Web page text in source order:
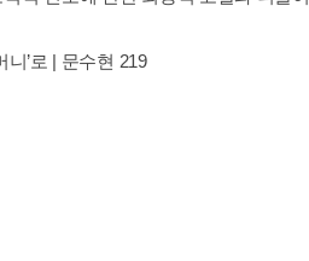
’로 | 문수현 219